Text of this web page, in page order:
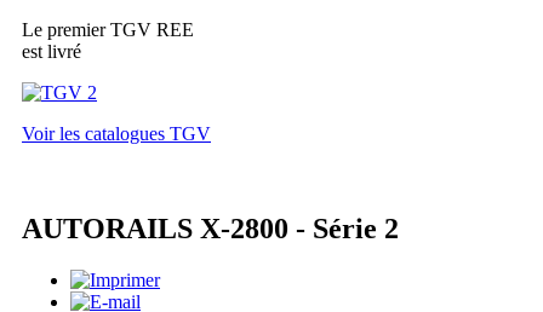
Le premier TGV REE
est livré
Voir les catalogues TGV
AUTORAILS X-2800 - Série 2